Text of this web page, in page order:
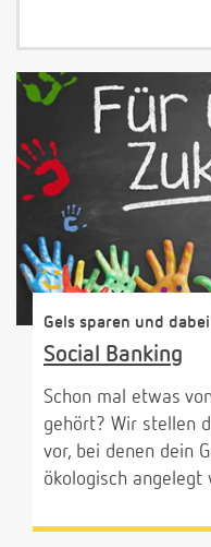
Gels sparen und
Social Banking
Schon mal etwas
gehört? Wir stellen
vor, bei denen dein
ökologisch angelegt